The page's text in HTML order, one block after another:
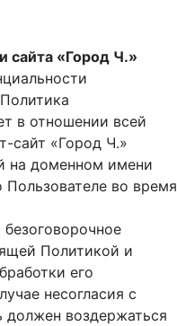
сайта «Город Ч.»
в отношении всей
сайт «Город Ч.»
на доменном имени
во время
Политикой и
его
несогласия с
должен воздержаться